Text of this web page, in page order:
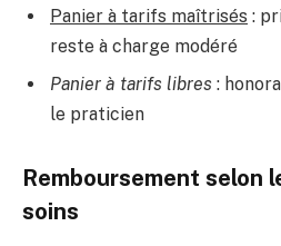
Panier à tarifs maîtrisés :
reste à charge modéré
Panier à tarifs libres :
le praticien
Remboursement selon
soins